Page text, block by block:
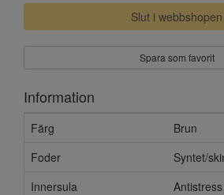
Slut i webbshopen
Spara som favorit
Information
Färg
Brun
Foder
Syntet/
Innersula